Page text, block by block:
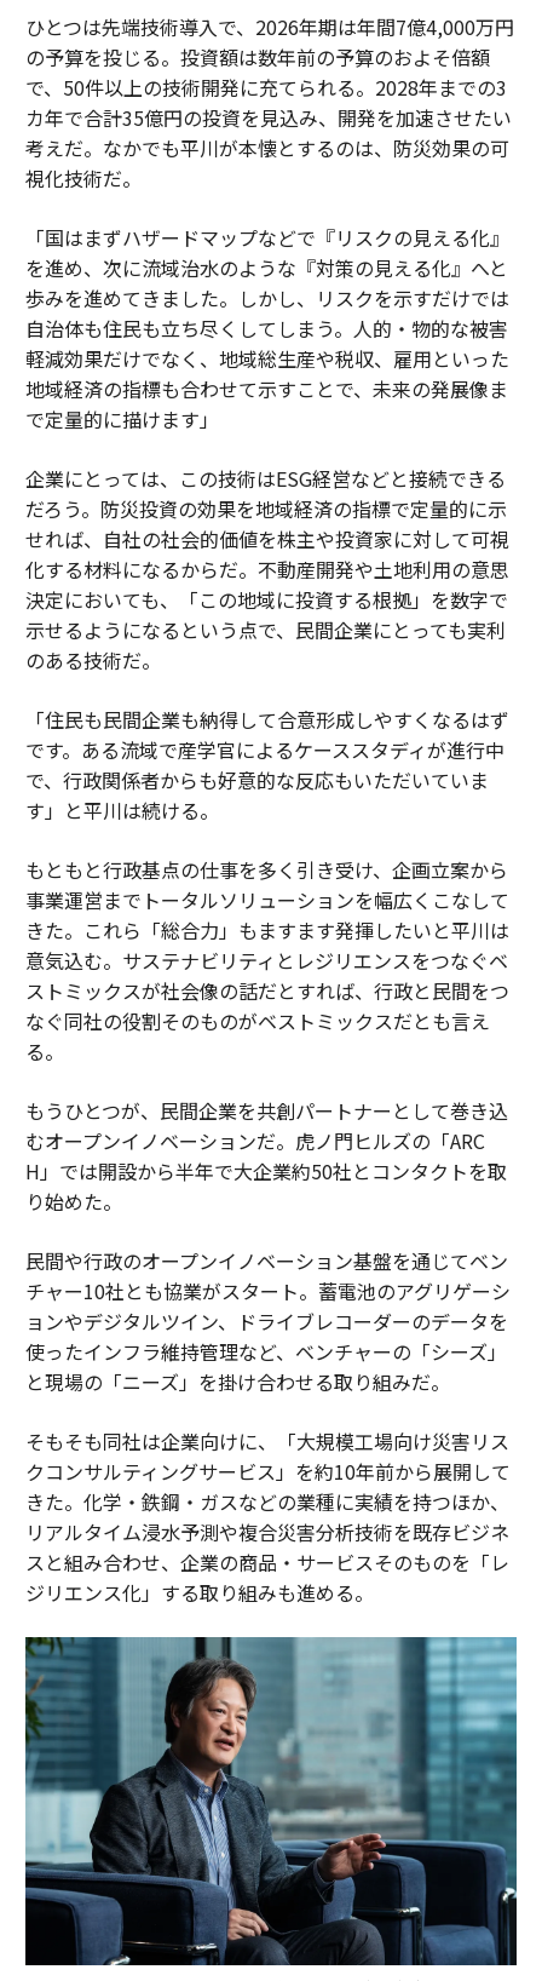
ひとつは先端技術導入で、2026年期は年間7億4,000万円
の予算を投じる。投資額は数年前の予算のおよそ倍額
で、50件以上の技術開発に充てられる。2028年までの3
カ年で合計35億円の投資を見込み、開発を加速させたい
考えだ。なかでも平川が本懐とするのは、防災効果の可
視化技術だ。
「国はまずハザードマップなどで『リスクの見える化』
を進め、次に流域治水のような『対策の見える化』へと
歩みを進めてきました。しかし、リスクを示すだけでは
自治体も住民も立ち尽くしてしまう。人的・物的な被害
軽減効果だけでなく、地域総生産や税収、雇用といった
地域経済の指標も合わせて示すことで、未来の発展像ま
で定量的に描けます」
企業にとっては、この技術はESG経営などと接続できる
だろう。防災投資の効果を地域経済の指標で定量的に示
せれば、自社の社会的価値を株主や投資家に対して可視
化する材料になるからだ。不動産開発や土地利用の意思
決定においても、「この地域に投資する根拠」を数字で
示せるようになるという点で、民間企業にとっても実利
のある技術だ。
「住民も民間企業も納得して合意形成しやすくなるはず
です。ある流域で産学官によるケーススタディが進行中
で、行政関係者からも好意的な反応もいただいていま
す」と平川は続ける。
もともと行政基点の仕事を多く引き受け、企画立案から
事業運営までトータルソリューションを幅広くこなして
きた。これら「総合力」もますます発揮したいと平川は
意気込む。サステナビリティとレジリエンスをつなぐベ
ストミックスが社会像の話だとすれば、行政と民間をつ
なぐ同社の役割そのものがベストミックスだとも言え
る。
もうひとつが、民間企業を共創パートナーとして巻き込
むオープンイノベーションだ。虎ノ門ヒルズの「ARC
H」では開設から半年で大企業約50社とコンタクトを取
り始めた。
民間や行政のオープンイノベーション基盤を通じてベン
チャー10社とも協業がスタート。蓄電池のアグリゲーシ
ョンやデジタルツイン、ドライブレコーダーのデータを
使ったインフラ維持管理など、ベンチャーの「シーズ」
と現場の「ニーズ」を掛け合わせる取り組みだ。
そもそも同社は企業向けに、「大規模工場向け災害リス
クコンサルティングサービス」を約10年前から展開して
きた。化学・鉄鋼・ガスなどの業種に実績を持つほか、
リアルタイム浸水予測や複合災害分析技術を既存ビジネ
スと組み合わせ、企業の商品・サービスそのものを「レ
ジリエンス化」する取り組みも進める。